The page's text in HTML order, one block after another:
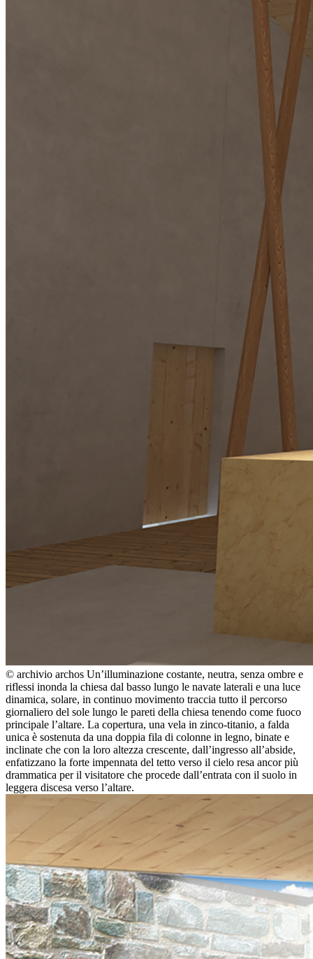
© archivio archos Un’illuminazione costante, neutra, senza ombre e
riflessi inonda la chiesa dal basso lungo le navate laterali e una luce
dinamica, solare, in continuo movimento traccia tutto il percorso
giornaliero del sole lungo le pareti della chiesa tenendo come fuoco
principale l’altare. La copertura, una vela in zinco-titanio, a falda
unica è sostenuta da una doppia fila di colonne in legno, binate e
inclinate che con la loro altezza crescente, dall’ingresso all’abside,
enfatizzano la forte impennata del tetto verso il cielo resa ancor più
drammatica per il visitatore che procede dall’entrata con il suolo in
leggera discesa verso l’altare.